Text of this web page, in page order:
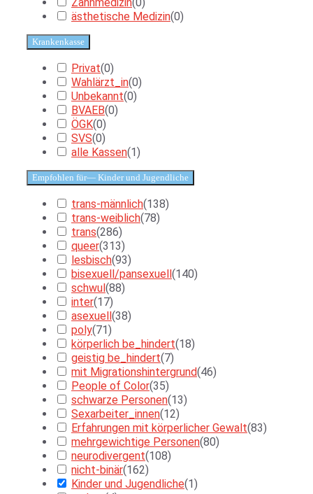
Zahnmedizin(0)
ästhetische Medizin(0)
Krankenkasse
Privat(0)
Wahlärzt_in(0)
Unbekannt(0)
BVAEB(0)
ÖGK(0)
SVS(0)
alle Kassen(1)
Empfohlen für— Kinder und Jugendliche
trans-männlich(138)
trans-weiblich(78)
trans(286)
queer(313)
lesbisch(93)
bisexuell/pansexuell (140)
schwul (88)
inter(17)
asexuell (38)
poly(71)
körperlich be_hindert(18)
geistig be_hindert(7)
mit Migrationshintergrund(46)
People of Color(35)
schwarze Personen(13)
Sexarbeiter_innen(12)
Erfahrungen mit körperlicher Gewalt(83)
mehrgewichtige Personen(80)
neurodivergent(108)
nicht-binär(162)
Kinder und Jugendliche(1)